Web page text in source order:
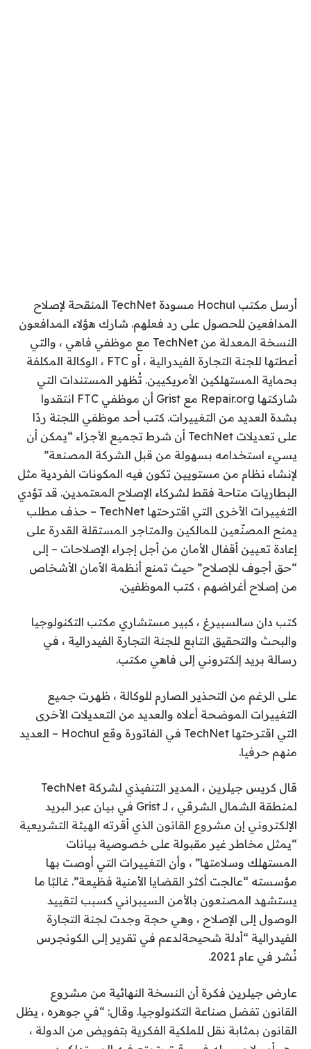
أرسل مكتب Hochul مسودة TechNet المنقحة لإصلاح
المدافعين للحصول على رد فعلهم. شارك هؤلاء المدافعون
النسخة المعدلة من TechNet مع موظفي فاهي ، والتي
أعطتها للجنة التجارة الفيدرالية ، أو FTC ، الوكالة المكلفة
بحماية المستهلكين الأمريكيين. تُظهر المستندات التي
شاركتها Repair.org مع Grist أن موظفي FTC انتقدوا
بشدة العديد من التغييرات. كتب أحد موظفي اللجنة ردًا
على تعديلات TechNet أن شرط تجميع الأجزاء “يمكن أن
يسيء استخدامه بسهولة من قبل الشركة المصنعة”
لإنشاء نظام من مستويين تكون فيه المكونات الفردية مثل
البطاريات متاحة فقط لشركاء الإصلاح المعتمدين. قد تؤدي
التغييرات الأخرى التي اقترحتها TechNet – حذف مطلب
يمنح المصنّعين للمالكين والمتاجر المستقلة القدرة على
إعادة تعيين أقفال الأمان من أجل إجراء الإصلاحات – إلى
“حق أجوف للإصلاح” حيث تمنع أنظمة الأمان الأشخاص
من إصلاح أغراضهم ، كتب الموظفين.
كتب دان سالسبيرغ ، كبير مستشاري مكتب التكنولوجيا
والبحث والتحقيق التابع للجنة التجارة الفيدرالية ، في
رسالة بريد إلكتروني إلى فاهي مكتب.
على الرغم من التحذير الصارم للوكالة ، ظهرت جميع
التغييرات الموضحة أعلاه والعديد من التعديلات الأخرى
التي اقترحتها TechNet في
الفاتورة
وقع Hochul – العديد
منهم حرفيا.
قال كريس جيلرين ، المدير التنفيذي لشركة TechNet
لمنطقة الشمال الشرقي ، لـ Grist في بيان عبر البريد
الإلكتروني إن مشروع القانون الذي أقرته الهيئة التشريعية
“يمثل مخاطر غير مقبولة على خصوصية بيانات
المستهلك وسلامتها” ، وأن التغييرات التي أوصت بها
مؤسسته “عالجت أكثر القضايا الأمنية فظيعة”. غالبًا ما
يستشهد المصنعون بالأمن السيبراني كسبب لتقييد
الوصول إلى الإصلاح ، وهي حجة وجدت لجنة التجارة
الفيدرالية “أدلة شحيحةلدعم في تقرير إلى الكونجرس
نُشر في عام 2021
.
عارض جيلرين فكرة أن النسخة النهائية من مشروع
القانون تفضل صناعة التكنولوجيا. وقال: “في جوهره ، يظل
القانون بمثابة نقل للملكية الفكرية بتفويض من الدولة ،